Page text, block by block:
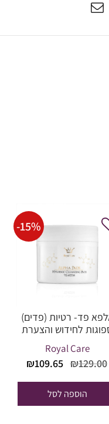
-15%
פד- רטיות (פדים)
לחידוש והצערת
העור
Royal Care
₪129.00
המחיר
היה:
₪129.00.
₪109.65
הוספה לסל